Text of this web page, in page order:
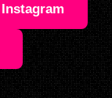
Instagram